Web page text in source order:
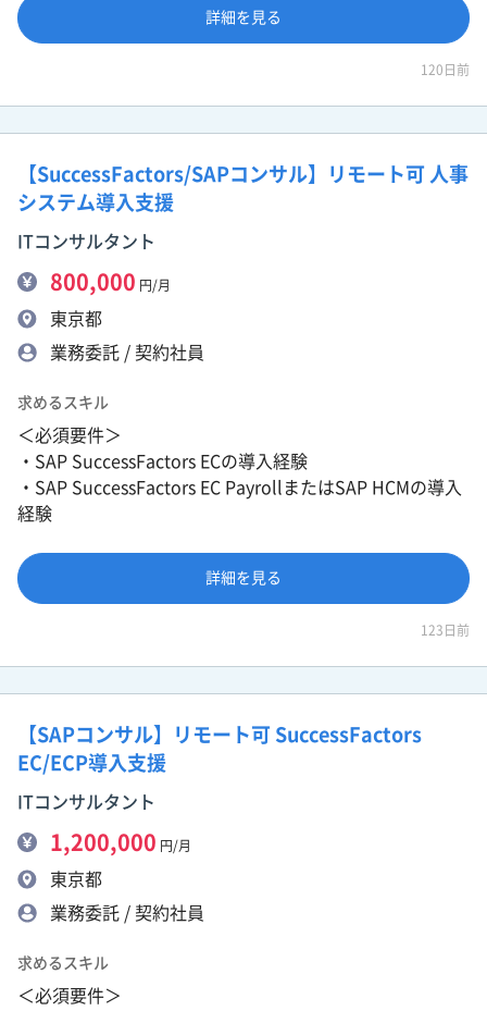
詳細を見る
120日前
【SuccessFactors/SAPコンサル】リモート可 人事
システム導入支援
ITコンサルタント
800,000 円/月
東京都
業務委託 / 契約社員
求めるスキル
＜必須要件＞
・SAP SuccessFactors ECの導入経験
・SAP SuccessFactors EC PayrollまたはSAP HCMの導入
経験
詳細を見る
123日前
【SAPコンサル】リモート可 SuccessFactors
EC/ECP導入支援
ITコンサルタント
1,200,000 円/月
東京都
業務委託 / 契約社員
求めるスキル
＜必須要件＞